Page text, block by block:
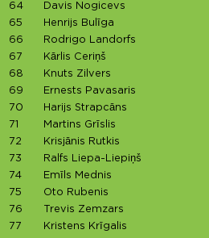
64
Davis Nogicevs
65
Henrijs Bulīga
66
Rodrigo Landorfs
67
Kārlis Ceriņš
68
Knuts Zilvers
69
Ernests Pavasaris
70
Harijs Strapcāns
71
Martins Grīslis
72
Krisjānis Rutkis
73
Ralfs Liepa-Liepiņš
74
Emīls Mednis
75
Oto Rubenis
76
Trevis Zemzars
77
Kristens Krīgalis